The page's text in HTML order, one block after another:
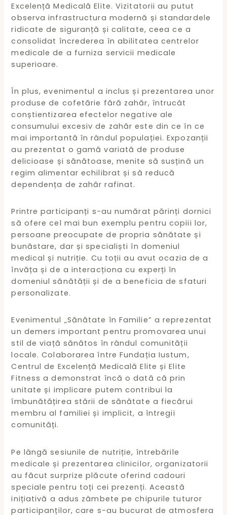
Excelență Medicală Elite. Vizitatorii au putut
observa infrastructura modernă și standardele
ridicate de siguranță și calitate, ceea ce a
consolidat încrederea în abilitatea centrelor
medicale de a furniza servicii medicale
superioare.
În plus, evenimentul a inclus și prezentarea unor
produse de cofetărie fără zahăr, întrucât
conștientizarea efectelor negative ale
consumului excesiv de zahăr este din ce în ce
mai importantă în rândul populației. Expozanții
au prezentat o gamă variată de produse
delicioase și sănătoase, menite să susțină un
regim alimentar echilibrat și să reducă
dependența de zahăr rafinat.
Printre participanți s-au numărat părinți dornici
să ofere cel mai bun exemplu pentru copiii lor,
persoane preocupate de propria sănătate și
bunăstare, dar și specialiști în domeniul
medical și nutriție. Cu toții au avut ocazia de a
învăța și de a interacționa cu experți în
domeniul sănătății și de a beneficia de sfaturi
personalizate.
Evenimentul „Sănătate în Familie” a reprezentat
un demers important pentru promovarea unui
stil de viață sănătos în rândul comunității
locale. Colaborarea între Fundația Iustum,
Centrul de Excelență Medicală Elite și Elite
Fitness a demonstrat încă o dată că prin
unitate și implicare putem contribui la
îmbunătățirea stării de sănătate a fiecărui
membru al familiei și implicit, a întregii
comunități.
Pe lângă sesiunile de nutriție, întrebările
medicale și prezentarea clinicilor, organizatorii
au făcut surprize plăcute oferind cadouri
speciale pentru toți cei prezenți. Această
inițiativă a adus zâmbete pe chipurile tuturor
participanților, care s-au bucurat de atmosfera